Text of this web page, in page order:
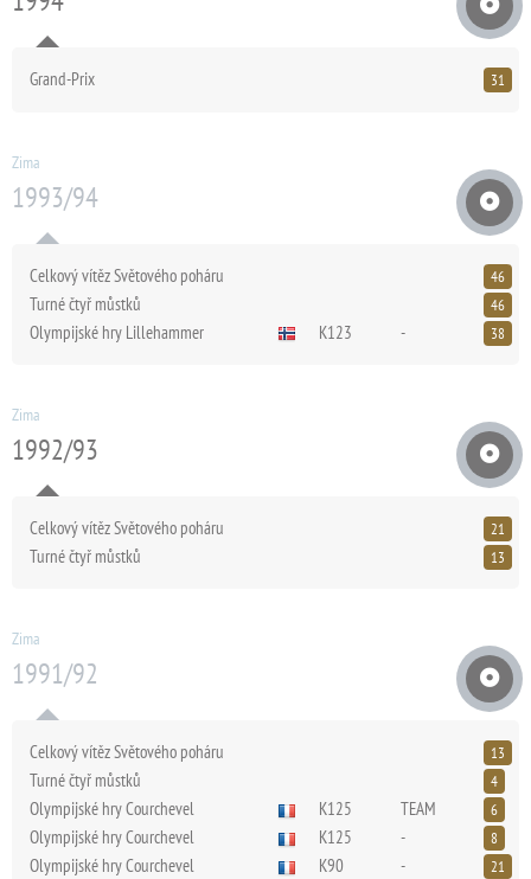
Grand-Prix 31
Zima
1993/94
Celkový vítěz Světového poháru 46
Turné čtyř můstků 46
Olympijské hry Lillehammer K123 - 38
Zima
1992/93
Celkový vítěz Světového poháru 21
Turné čtyř můstků 13
Zima
1991/92
Celkový vítěz Světového poháru 13
Turné čtyř můstků 4
Olympijské hry Courchevel K125 TEAM 6
Olympijské hry Courchevel K125 - 8
Olympijské hry Courchevel K90 - 21